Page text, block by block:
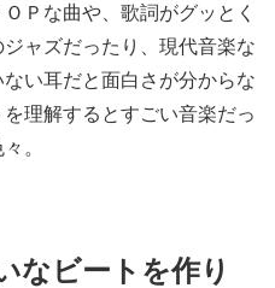
Ｐな曲や、歌詞がグッとく
ャズだったり、現代音楽な
い耳だと面白さが分からな
理解するとすごい音楽だっ
。
なビートを作り